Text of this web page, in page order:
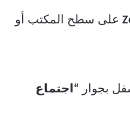
على سطح المكتب أو
“اجتماع